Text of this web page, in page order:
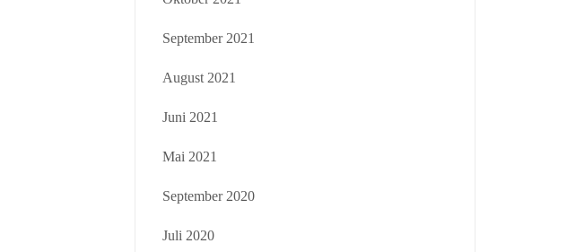
September 2021
August 2021
Juni 2021
Mai 2021
September 2020
Juli 2020